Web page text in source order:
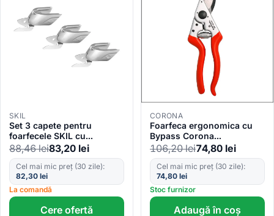
SKIL
Set 3 capete pentru
foarfecele SKIL cu
acumulator
88,46lei83,20 lei
Cel mai mic preț (30 zile):
82,30 lei
La comandă
Cere ofertă
CORONA
Foarfeca ergonomica cu
Bypass Corona
MaxForged, 2.5cm
106,20lei74,80 lei
Cel mai mic preț (30 zile):
74,80 lei
Stoc furnizor
Adaugă în coș